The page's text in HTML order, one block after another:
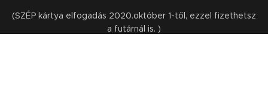
(SZÉP kártya elfogadás 2020.október 1-től, ezzel fizethetsz
a futárnál is. )